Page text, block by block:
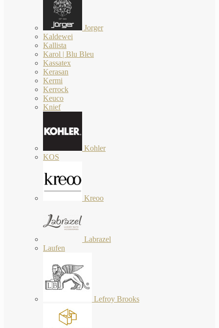
Jorger
Kaldewei
Kallista
Karol | Blu Bleu
Kassatex
Kerasan
Kermi
Kerrock
Keuco
Knief
Kohler
KOS
Kreoo
Labrazel
Laufen
Lefroy Brooks